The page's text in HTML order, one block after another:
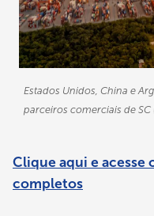
Estados Unidos, China e
parceiros comerciais de
Clique aqui e acesse
completos